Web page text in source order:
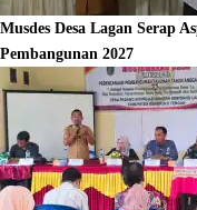
Musdes Desa Lagan Serap
Pembangunan 2027